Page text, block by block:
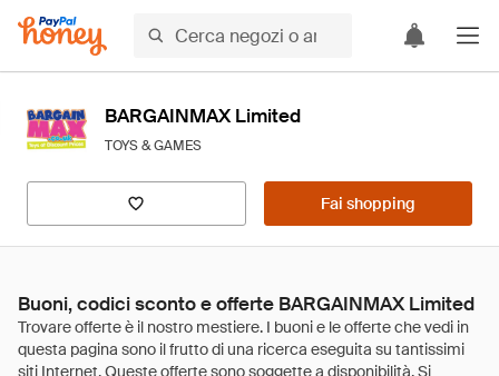
BARGAINMAX Limited
TOYS & GAMES
Fai shopping
Buoni, codici sconto e offerte BARGAINMAX Limited